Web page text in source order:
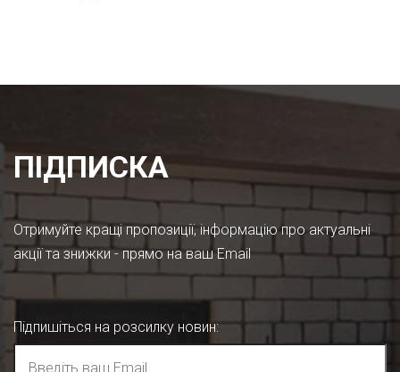
ПІДПИСКА
Отримуйте кращі пропозиції, інформацію про актуальні
акції та знижки - прямо на ваш Email
Підпишіться на розсилку новин: